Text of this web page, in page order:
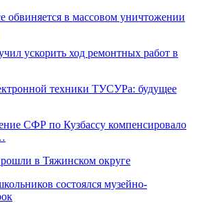
обвиняется в массовом уничтожении
ускорить ход ремонтных работ в
техники ТУСУРа: будущее
СФР по Кузбассу компенсировало
в Тяжинском округе
состоялся музейно-